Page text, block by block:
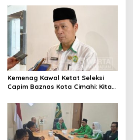
Kemenag Kawal Ketat Seleksi
Capim Baznas Kota Cimahi: Kita
Berintegritas